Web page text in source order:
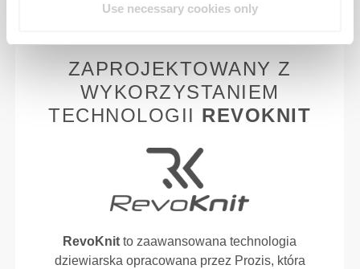
Use necessary cookies only
ZAPROJEKTOWANY Z
WYKORZYSTANIEM
TECHNOLOGII REVOKNIT
RevoKnit to zaawansowana technologia
dziewiarska opracowana przez Prozis, która